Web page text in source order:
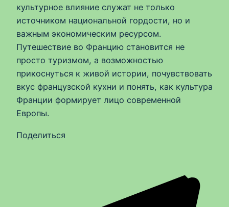
культурное влияние служат не только
источником национальной гордости, но и
важным экономическим ресурсом.
Путешествие во Францию становится не
просто туризмом, а возможностью
прикоснуться к живой истории, почувствовать
вкус французской кухни и понять, как культура
Франции формирует лицо современной
Европы.
Поделиться